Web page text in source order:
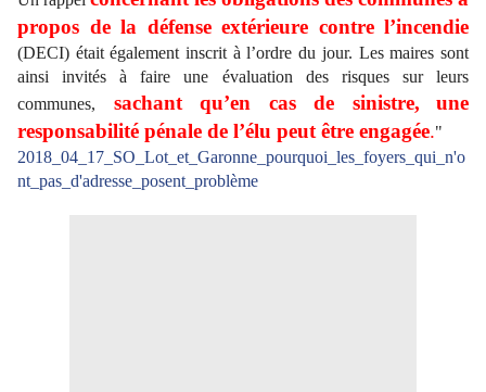
propos de la défense extérieure contre l’incendie
(DECI) était également inscrit à l’ordre du jour. Les maires sont
ainsi invités à faire une évaluation des risques sur leurs
communes,
sachant qu’en cas de sinistre,
une
responsabilité pénale de l’élu peut être engagée."
2018_04_17_SO_Lot_et_Garonne_pourquoi_les_foyers_qui_n'o
nt_pas_d'adresse_posent_problème